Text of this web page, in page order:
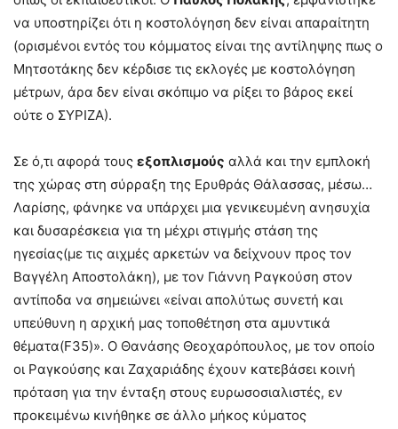
να υποστηρίζει ότι η κοστολόγηση δεν είναι απαραίτητη
(ορισμένοι εντός του κόμματος είναι της αντίληψης πως ο
Μητσοτάκης δεν κέρδισε τις εκλογές με κοστολόγηση
μέτρων, άρα δεν είναι σκόπιμο να ρίξει το βάρος εκεί
ούτε ο ΣΥΡΙΖΑ).
Σε ό,τι αφορά τους εξοπλισμούς αλλά και την εμπλοκή
της χώρας στη σύρραξη της Ερυθράς Θάλασσας, μέσω…
Λαρίσης, φάνηκε να υπάρχει μια γενικευμένη ανησυχία
και δυσαρέσκεια για τη μέχρι στιγμής στάση της
ηγεσίας(με τις αιχμές αρκετών να δείχνουν προς τον
Βαγγέλη Αποστολάκη), με τον Γιάννη Ραγκούση στον
αντίποδα να σημειώνει «είναι απολύτως συνετή και
υπεύθυνη η αρχική μας τοποθέτηση στα αμυντικά
θέματα(F35)». Ο Θανάσης Θεοχαρόπουλος, με τον οποίο
οι Ραγκούσης και Ζαχαριάδης έχουν κατεβάσει κοινή
πρόταση για την ένταξη στους ευρωσοσιαλιστές, εν
προκειμένω κινήθηκε σε άλλο μήκος κύματος